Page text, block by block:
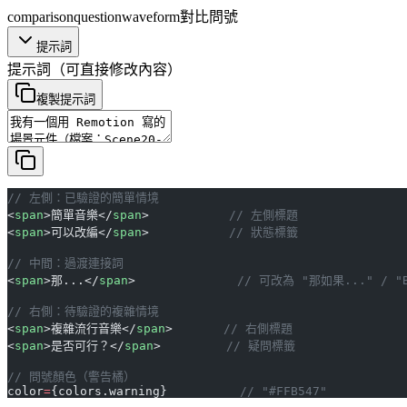
comparisonquestionwaveform對比問號
提示詞
提示詞 （可直接修改內容）
複製提示詞
// 左側：已驗證的簡單情境
<span>簡單音樂</span>
// 左側標題
<span>可以改編</span> // 狀態標籤
// 中間：過渡連接詞
<span>那...</span> // 可改為 "那如果..." /
// 右側：待驗證的複雜情境
<span>複雜流行音樂</span>
// 右側標題
<span>是否可行？</span> // 疑問標籤
// 問號顏色（警告橘）
color={colors.warning} // "#FFB547"